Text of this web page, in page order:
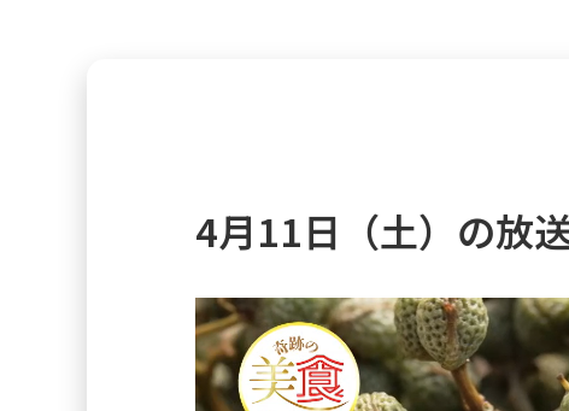
4月11日（土）の放